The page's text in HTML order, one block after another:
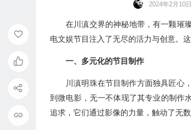
2024年2月10
在川滇交界的神秘地带，有一颗璀
电文娱节目注入了无尽的活力与创意。
一、多元化的节目制作
川滇明珠在节目制作方面独具匠心
到微电影，无一不体现了其专业的制作
追求，它们通过影像的力量，触动了无数